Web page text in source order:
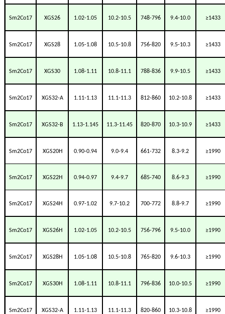
Sm2Co17 XGS26 1.02-1.05 10.2-10.5 748-796 9.4-10.0 ≥1433
Sm2Co17 XGS28 1.05-1.08 10.5-10.8 756-820 9.5-10.3 ≥1433
Sm2Co17 XGS30 1.08-1.11 10.8-11.1 788-836 9.9-10.5 ≥1433
Sm2Co17 XGS32-A 1.11-1.13 11.1-11.3 812-860 10.2-10.8 ≥1433
Sm2Co17 XGS32-B 1.13-1.145 11.3-11.45 820-870 10.3-10.9 ≥1433
Sm2Co17 XGS20H 0.90-0.94 9.0-9.4 661-732 8.3-9.2 ≥1990
Sm2Co17 XGS22H 0.94-0.97 9.4-9.7 685-740 8.6-9.3 ≥1990
Sm2Co17 XGS24H 0.97-1.02 9.7-10.2 700-772 8.8-9.7 ≥1990
Sm2Co17 XGS26H 1.02-1.05 10.2-10.5 756-796 9.5-10.0 ≥1990
Sm2Co17 XGS28H 1.05-1.08 10.5-10.8 765-820 9.6-10.3 ≥1990
Sm2Co17 XGS30H 1.08-1.11 10.8-11.1 796-836 10.0-10.5 ≥1990
Sm2Co17 XGS32-A 1.11-1.13 11.1-11.3 820-860 10.3-10.8 ≥1990